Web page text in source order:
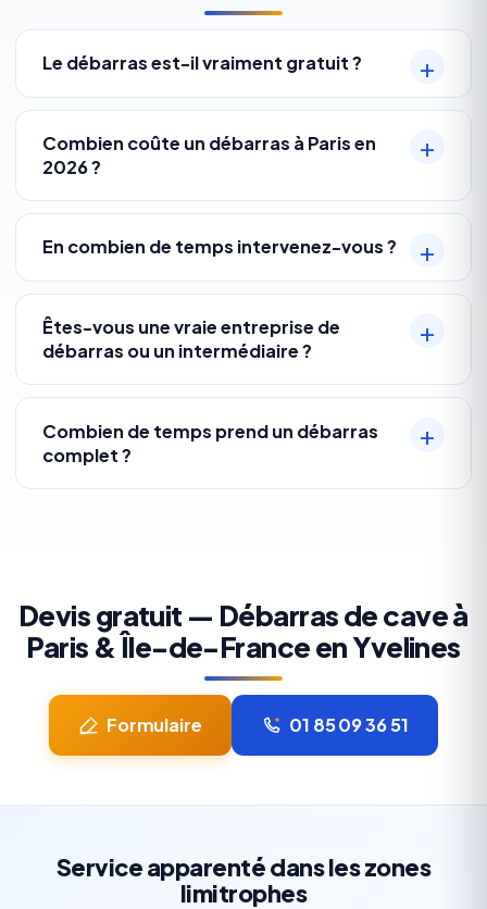
Le débarras est-il vraiment gratuit ?
Combien coûte un débarras à Paris en
2026 ?
En combien de temps intervenez-vous ?
Êtes-vous une vraie entreprise de
débarras ou un intermédiaire ?
Combien de temps prend un débarras
complet ?
Devis gratuit — Débarras de cave à
Paris & Île-de-France en Yvelines
Formulaire 01 85 09 36 51
Service apparenté dans les zones
limitrophes